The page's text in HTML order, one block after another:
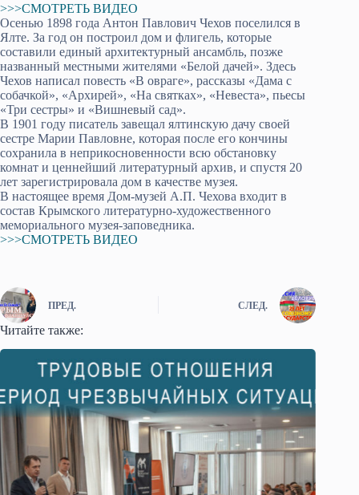
>>>СМОТРЕТЬ ВИДЕО
Осенью 1898 года Антон Павлович Чехов поселился в
Ялте. За год он построил дом и флигель, которые
составили единый архитектурный ансамбль, позже
названный местными жителями «Белой дачей». Здесь
Чехов написал повесть «В овраге», рассказы «Дама с
собачкой», «Архирей», «На святках», «Невеста», пьесы
«Три сестры» и «Вишневый сад».
В 1901 году писатель завещал ялтинскую дачу своей
сестре Марии Павловне, которая после его кончины
сохранила в неприкосновенности всю обстановку
комнат и ценнейший литературный архив, и спустя 20
лет зарегистрировала дом в качестве музея.
В настоящее время Дом-музей А.П. Чехова входит в
состав Крымского литературно-художественного
мемориального музея-заповедника.
>>>СМОТРЕТЬ ВИДЕО
ПРЕД. СЛЕД.
Читайте также: